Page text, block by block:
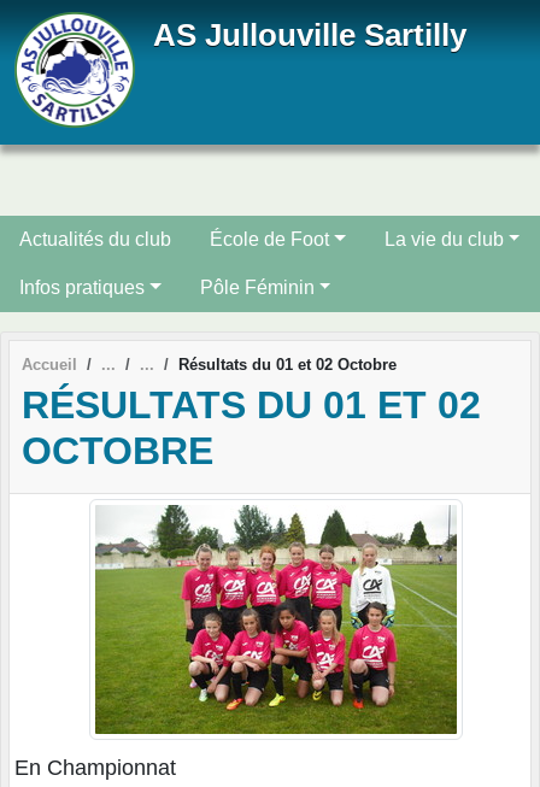
AS Jullouville Sartilly
Actualités du club École de Foot La vie du club
Infos pratiques Pôle Féminin
Accueil Résultats du 01 et 02 Octobre
RÉSULTATS DU 01 ET 02
OCTOBRE
En Championnat
Panneau de gestion des cookies